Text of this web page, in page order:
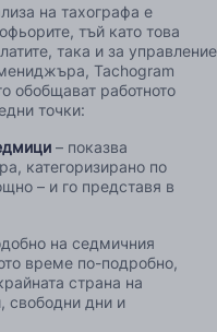
на тахографа е
тъй като това
така и за управление
Tachogram
обобщават работното
точки:
– показва
категоризирано по
– и го представя в
на седмичния
време по-подробно,
страна на
свободни дни и